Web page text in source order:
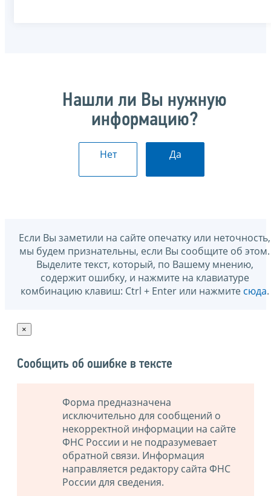
Нашли ли Вы нужную
информацию?
Нет Да
Если Вы заметили на сайте опечатку или неточность,
мы будем признательны, если Вы сообщите об этом.
Выделите текст, который, по Вашему мнению,
содержит ошибку, и нажмите на клавиатуре
комбинацию клавиш: Ctrl + Enter или нажмите сюда.
×
Сообщить об ошибке в тексте
Форма предназначена
исключительно для сообщений о
некорректной информации на сайте
ФНС России и не подразумевает
обратной связи. Информация
направляется редактору сайта ФНС
России для сведения.